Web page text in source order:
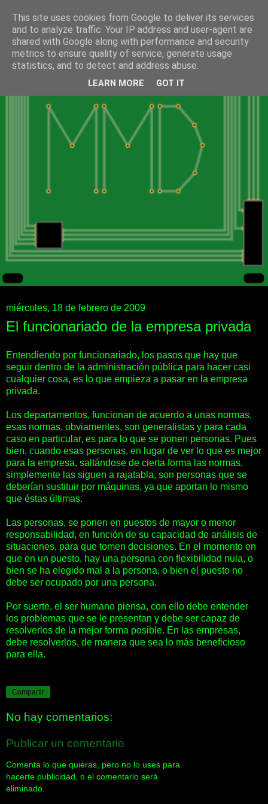
miércoles, 18 de febrero de 2009
El funcionariado de la empresa privada
Entendiendo por funcionariado, los pasos que hay que
seguir dentro de la administración pública para hacer casi
cualquier cosa, es lo que empieza a pasar en la empresa
privada.
Los departamentos, funcionan de acuerdo a unas normas,
esas normas, obviamentes, son generalistas y para cada
caso en particular, es para lo que se ponen personas. Pues
bien, cuando esas personas, en lugar de ver lo que es mejor
para la empresa, saltándose de cierta forma las normas,
simplemente las siguen a rajatabla, son personas que se
deberían sustituir por máquinas, ya que aportan lo mismo
que éstas últimas.
Las personas, se ponen en puestos de mayor o menor
responsabilidad, en función de su capacidad de análisis de
situaciones, para que tomen decisiones. En el momento en
que en un puesto, hay una persona con flexibilidad nula, o
bien se ha elegido mal a la persona, o bien el puesto no
debe ser ocupado por una persona.
Por suerte, el ser humano piensa, con ello debe entender
los problemas que se le presentan y debe ser capaz de
resolverlos de la mejor forma posible. En las empresas,
debe resolverlos, de manera que sea lo más beneficioso
para ella.
Compartir
No hay comentarios:
Publicar un comentario
Comenta lo que quieras, pero no lo uses para
hacerte publicidad, o el comentario será
eliminado.
This site uses cookies from Google to deliver its services
and to analyze traffic. Your IP address and user-agent are
shared with Google along with performance and security
metrics to ensure quality of service, generate usage
statistics, and to detect and address abuse.
LEARN MORE GOT IT